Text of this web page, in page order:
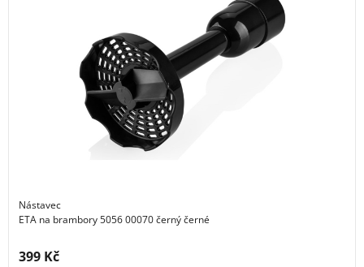
Nástavec
ETA na brambory 5056 00070 černý černé
Cena s DPH:
399 Kč